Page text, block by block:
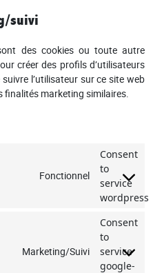
suivi
des cookies ou toute autre
créer des profils d’utilisateurs
l’utilisateur sur ce site web
finalités marketing similaires.
Fonctionnel
Consent
to
service
wordpress
Marketing/Suivi
Consent
to
service
google-